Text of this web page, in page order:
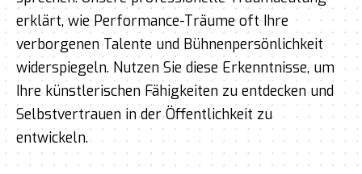
erklärt, wie Performance-Träume oft Ihre
verborgenen Talente und Bühnenpersönlichkeit
widerspiegeln. Nutzen Sie diese Erkenntnisse, um
Ihre künstlerischen Fähigkeiten zu entdecken und
Selbstvertrauen in der Öffentlichkeit zu
entwickeln.